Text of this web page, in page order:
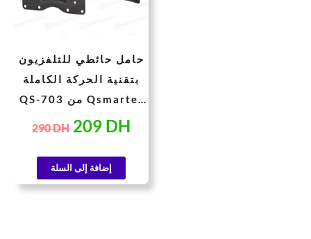
حامل حائطي للتلفزيون
بتقنية الحركة الكاملة
QS-703 من Qsmarter
أي زاوية
290DH 209 DH
إضافة إلى السلة